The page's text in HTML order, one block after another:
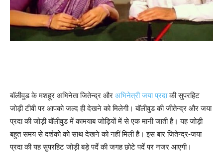
बॉलीवुड के मशहूर अभिनेता जितेन्द्र और अभिनेत्री जया प्रदाकी सुपरहिट
जोड़ी टीवी पर आपको जल्द ही देखने को मिलेगी। बॉलीवुड की जीतेन्द्र और जया
प्रदा की जोड़ी बॉलीवुड में कामयाब जोड़ियों में से एक मानी जाती है। यह जोड़ी
बहुत समय से दर्शको को साथ देखने को नहीं मिली है। इस बार जितेन्द्र-जया
प्रदा की यह सुपरहिट जोड़ी बड़े पर्दे की जगह छोटे पर्दे पर नजर आएगी।